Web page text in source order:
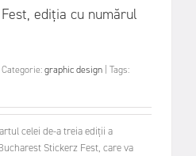
ediția cu numărul
Categorie:graphic design Tags:
celei de-a treia ediții a
Stickerz Fest, care va